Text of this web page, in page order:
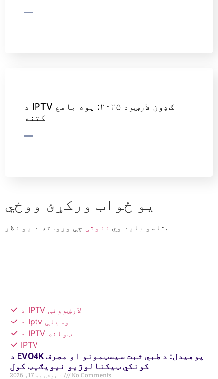
د IPTV ګډون لارښود ۲۰۲۵: یوه جامع
کتنه
یو ځواب ورکړئ ووځي
تاسو باید وي ننوتی چې وروسته د يو نظر.
د IPTV لارښوونې
د Iptv وسیلې
د IPTV ټولنه
IPTV
د EVO4K پوهیدل: د طبي ثبت سیسټمونو او مصرف
کونکي ټیکنالوژیو نیویګیټ کول
No Comments